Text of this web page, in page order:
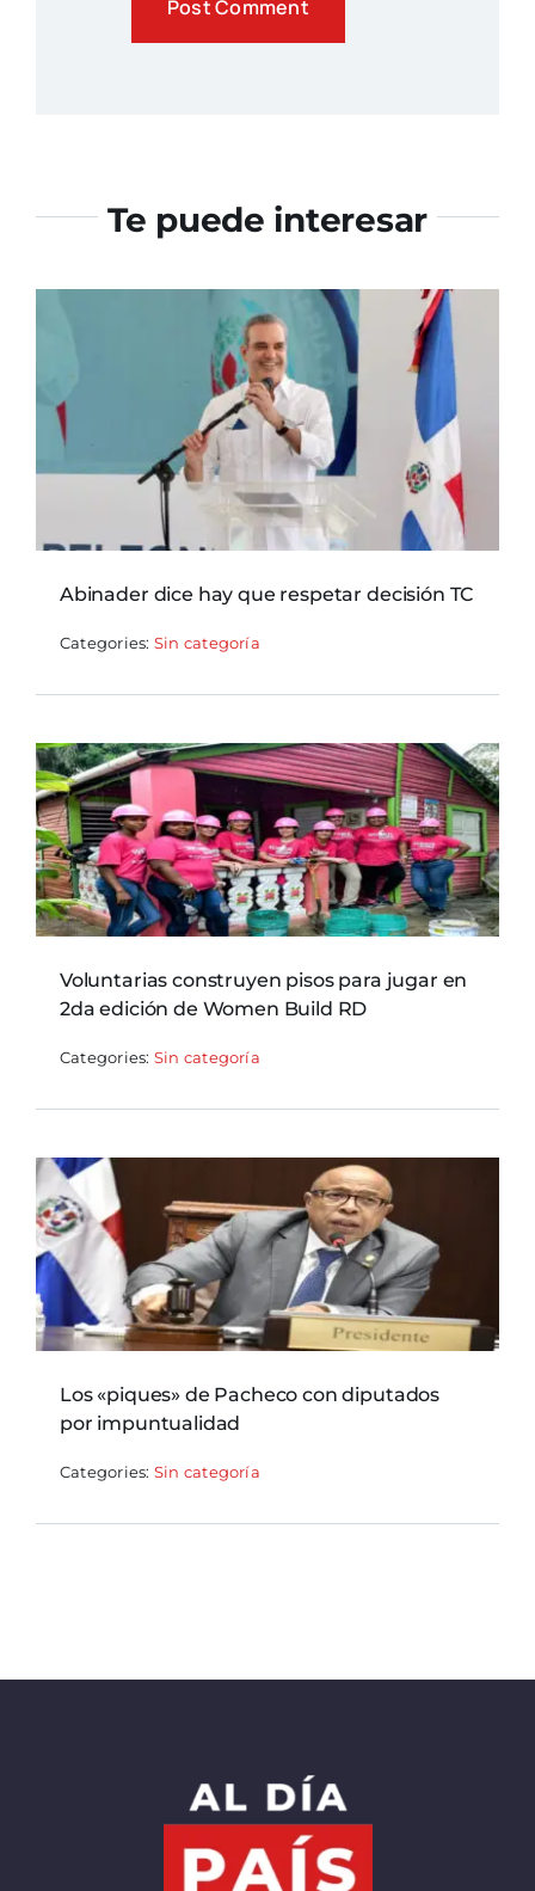
Te puede interesar
Abinader dice hay que respetar decisión TC
Categories: Sin categoría
Voluntarias construyen pisos para jugar en
2da edición de Women Build RD
Categories: Sin categoría
Los «piques» de Pacheco con diputados
por impuntualidad
Categories: Sin categoría